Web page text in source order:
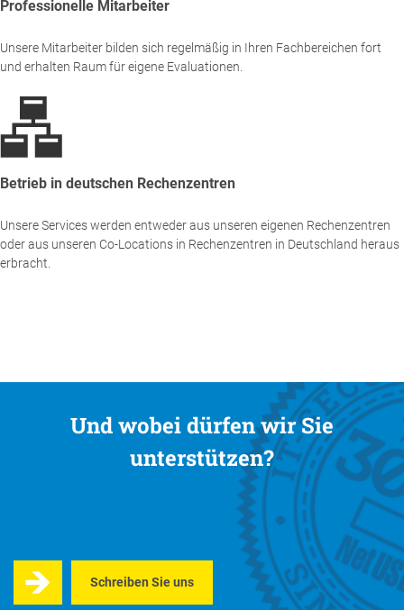
Professionelle Mitarbeiter
Unsere Mitarbeiter bilden sich regelmäßig in Ihren Fachbereichen fort
und erhalten Raum für eigene Evaluationen.
Betrieb in deutschen Rechenzentren
Unsere Services werden entweder aus unseren eigenen Rechenzentren
oder aus unseren Co-Locations in Rechenzentren in Deutschland heraus
erbracht.
Und wobei dürfen wir Sie
unterstützen?
Schreiben Sie uns